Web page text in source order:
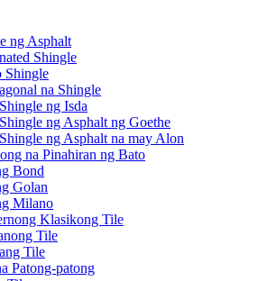
ng Asphalt
Shingle
Shingle
na Shingle
ng Isda
ng Asphalt ng Goethe
ng Asphalt na may Alon
na Pinahiran ng Bato
Bond
Golan
Milano
Klasikong Tile
Tile
Tile
Patong-patong